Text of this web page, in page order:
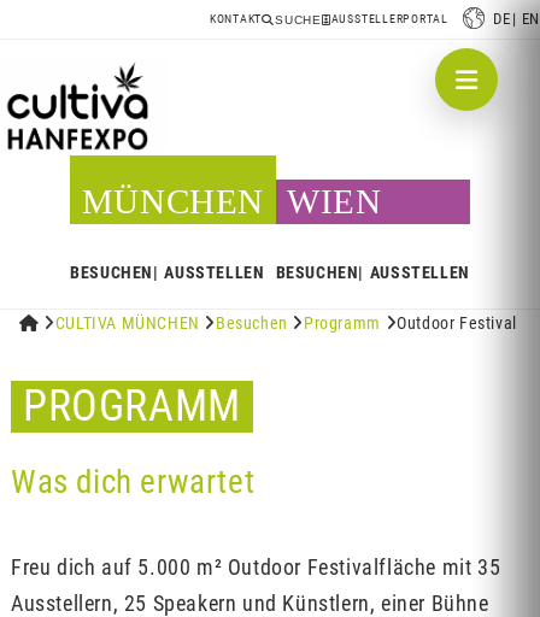
KONTAKT SUCHE AUSSTELLERPORTAL DE EN
MÜNCHEN
BESUCHEN AUSSTELLEN
WIEN
BESUCHEN AUSSTELLEN
 CULTIVA MÜNCHEN  Besuchen  Programm Outdoor Festival
PROGRAMM
Was dich erwartet
Freu dich auf 5.000 m² Outdoor Festivalfläche mit 35
Ausstellern, 25 Speakern und Künstlern, einer Bühne